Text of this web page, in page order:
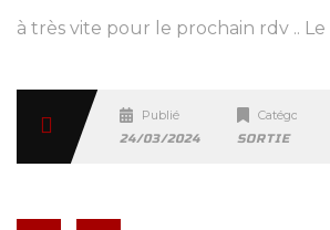
à très vite pour le prochain rdv .. Le
Publié
24/03/2024
Catégories
SORTIE